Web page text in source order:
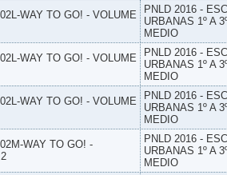
WAY TO GO! - VOLUME
PNLD 2016 -
URBANAS 1º A
MEDIO
WAY TO GO! - VOLUME
PNLD 2016 -
URBANAS 1º A
MEDIO
WAY TO GO! - VOLUME
PNLD 2016 -
URBANAS 1º A
MEDIO
WAY TO GO! -
PNLD 2016 -
URBANAS 1º A
MEDIO